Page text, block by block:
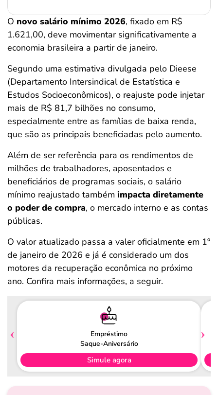
O novo salário mínimo 2026, fixado em R$
1.621,00, deve movimentar significativamente a
economia brasileira a partir de janeiro.
Segundo uma estimativa divulgada pelo Dieese
(Departamento Intersindical de Estatística e
Estudos Socioeconômicos), o reajuste pode injetar
mais de R$ 81,7 bilhões no consumo,
especialmente entre as famílias de baixa renda,
que são as principais beneficiadas pelo aumento.
Além de ser referência para os rendimentos de
milhões de trabalhadores, aposentados e
beneficiários de programas sociais, o salário
mínimo reajustado também impacta diretamente
o poder de compra, o mercado interno e as contas
públicas.
O valor atualizado passa a valer oficialmente em 1º
de janeiro de 2026 e já é considerado um dos
motores da recuperação econômica no próximo
ano. Confira mais informações, a seguir.
Empréstimo
Saque-Aniversário
Simule agora